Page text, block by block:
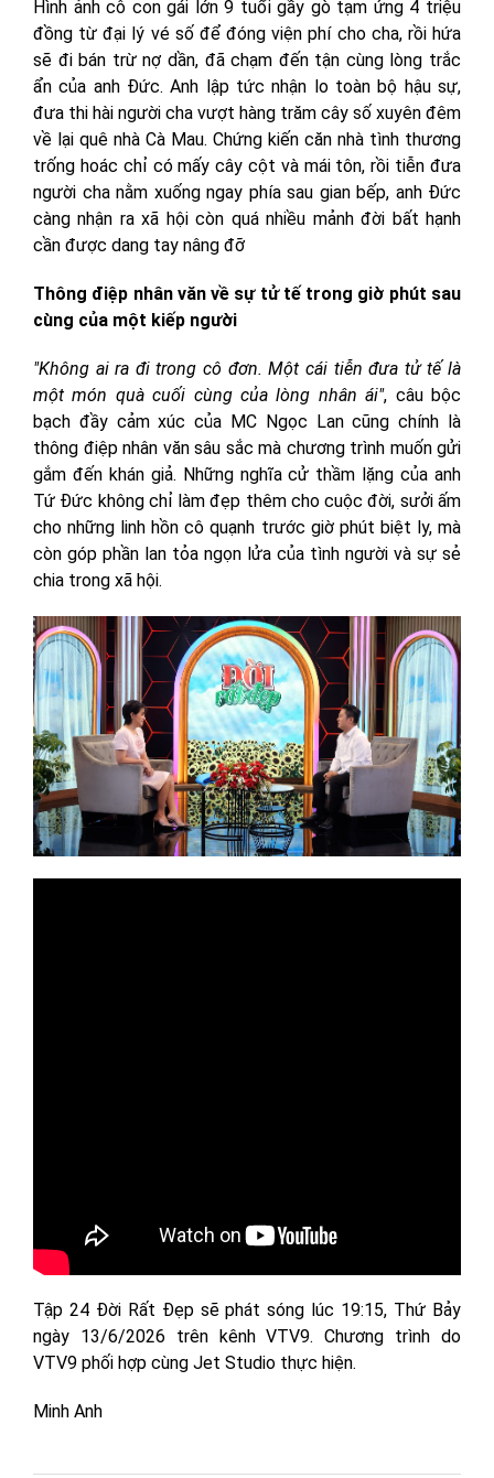
Hình ảnh cô con gái lớn 9 tuổi gầy gò tạm ứng 4 triệu
đồng từ đại lý vé số để đóng viện phí cho cha, rồi hứa
sẽ đi bán trừ nợ dần, đã chạm đến tận cùng lòng trắc
ẩn của anh Đức. Anh lập tức nhận lo toàn bộ hậu sự,
đưa thi hài người cha vượt hàng trăm cây số xuyên đêm
về lại quê nhà Cà Mau. Chứng kiến căn nhà tình thương
trống hoác chỉ có mấy cây cột và mái tôn, rồi tiễn đưa
người cha nằm xuống ngay phía sau gian bếp, anh Đức
càng nhận ra xã hội còn quá nhiều mảnh đời bất hạnh
cần được dang tay nâng đỡ
Thông điệp nhân văn về sự tử tế trong giờ phút sau
cùng của một kiếp người
"Không ai ra đi trong cô đơn. Một cái tiễn đưa tử tế là
một món quà cuối cùng của lòng nhân ái", câu bộc
bạch đầy cảm xúc của MC Ngọc Lan cũng chính là
thông điệp nhân văn sâu sắc mà chương trình muốn gửi
gắm đến khán giả. Những nghĩa cử thầm lặng của anh
Tứ Đức không chỉ làm đẹp thêm cho cuộc đời, sưởi ấm
cho những linh hồn cô quạnh trước giờ phút biệt ly, mà
còn góp phần lan tỏa ngọn lửa của tình người và sự sẻ
chia trong xã hội.
Tập 24 Đời Rất Đẹp sẽ phát sóng lúc 19:15, Thứ Bảy
ngày 13/6/2026 trên kênh VTV9. Chương trình do
VTV9 phối hợp cùng Jet Studio thực hiện.
Minh Anh